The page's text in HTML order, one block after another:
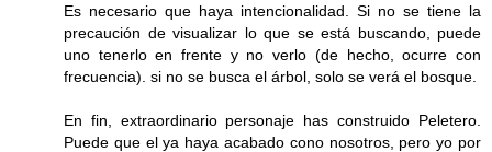
Es necesario que haya intencionalidad. Si no se tiene la
precaución de visualizar lo que se está buscando, puede
uno tenerlo en frente y no verlo (de hecho, ocurre con
frecuencia). si no se busca el árbol, solo se verá el bosque.
En fin, extraordinario personaje has construido Peletero.
Puede que el ya haya acabado cono nosotros, pero yo por